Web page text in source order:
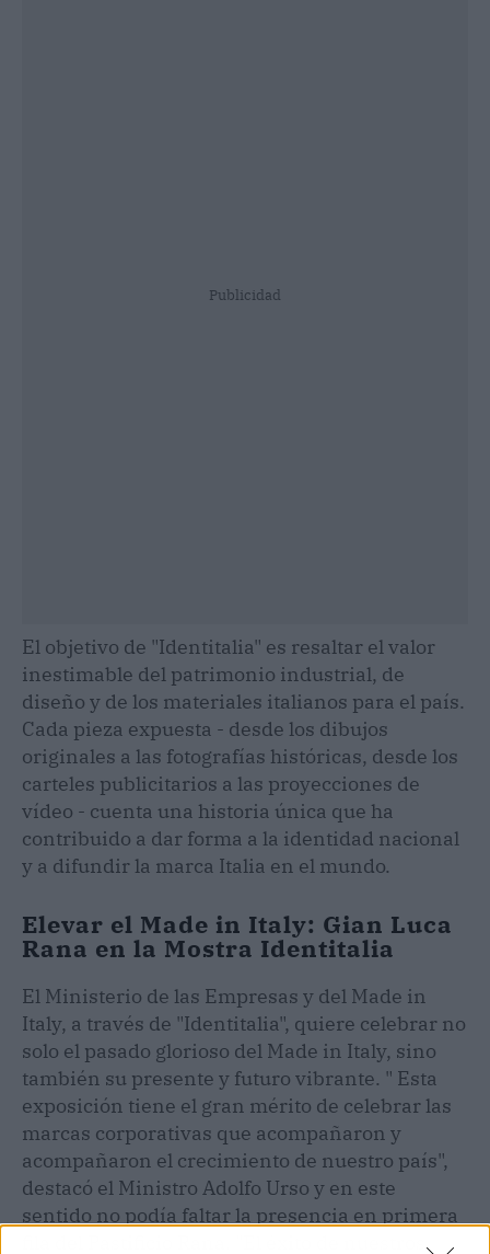
Publicidad
El objetivo de "Identitalia" es resaltar el valor
inestimable del patrimonio industrial, de
diseño y de los materiales italianos para el país.
Cada pieza expuesta - desde los dibujos
originales a las fotografías históricas, desde los
carteles publicitarios a las proyecciones de
vídeo - cuenta una historia única que ha
contribuido a dar forma a la identidad nacional
y a difundir la marca Italia en el mundo.
Elevar el Made in Italy: Gian Luca
Rana en la Mostra Identitalia
El Ministerio de las Empresas y del Made in
Italy, a través de "Identitalia", quiere celebrar no
solo el pasado glorioso del Made in Italy, sino
también su presente y futuro vibrante. " Esta
exposición tiene el gran mérito de celebrar las
marcas corporativas que acompañaron y
acompañaron el crecimiento de nuestro país",
destacó el Ministro Adolfo Urso y en este
sentido no podía faltar la presencia en primera